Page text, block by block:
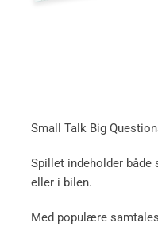
Small Talk Big
Spillet indeholder både
eller i bilen.
Med populære